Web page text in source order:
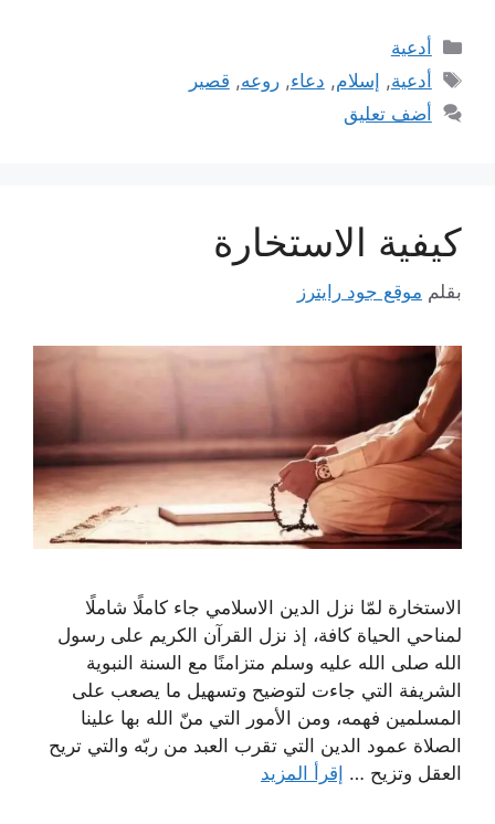
التصنيفات
أدعية
الوسوم
أدعية, إسلام, دعاء,روعه, قصير
أضف تعليق
كيفية الاستخارة
بقلم موقع جود رايترز
الاستخارة لمّا نزل الدين الاسلامي جاء كاملًا شاملًا
لمناحي الحياة كافة، إذ نزل القرآن الكريم على رسول
الله صلى الله عليه وسلم متزامنًا مع السنة النبوية
الشريفة التي جاءت لتوضيح وتسهيل ما يصعب على
المسلمين فهمه، ومن الأمور التي منّ الله بها علينا
الصلاة عمود الدين التي تقرب العبد من ربّه والتي تريح
العقل وتزيح … إقرأ المزيد